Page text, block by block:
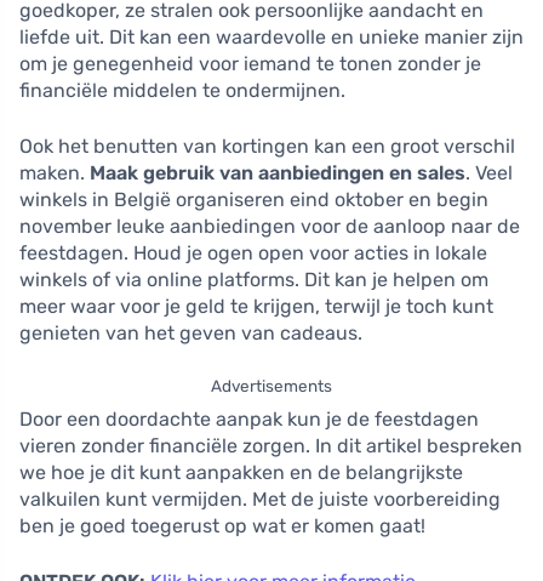
goedkoper, ze stralen ook persoonlijke aandacht en
liefde uit. Dit kan een waardevolle en unieke manier zijn
om je genegenheid voor iemand te tonen zonder je
financiële middelen te ondermijnen.
Ook het benutten van kortingen kan een groot verschil
maken. Maak gebruik van aanbiedingen en sales. Veel
winkels in België organiseren eind oktober en begin
november leuke aanbiedingen voor de aanloop naar de
feestdagen. Houd je ogen open voor acties in lokale
winkels of via online platforms. Dit kan je helpen om
meer waar voor je geld te krijgen, terwijl je toch kunt
genieten van het geven van cadeaus.
Advertisements
Door een doordachte aanpak kun je de feestdagen
vieren zonder financiële zorgen. In dit artikel bespreken
we hoe je dit kunt aanpakken en de belangrijkste
valkuilen kunt vermijden. Met de juiste voorbereiding
ben je goed toegerust op wat er komen gaat!